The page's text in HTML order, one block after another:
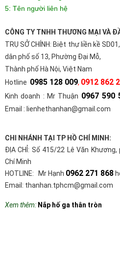
5: Tên người liên hệ
CÔNG TY TNHH THƯƠNG MẠI VÀ
TRỤ SỞ CHÍNH: Biệt thự liền kề
dân phố số 13, Phường Đại Mỗ,
Thành phố Hà Nội, Việt Nam
Hotline 0985 128 009, 0912 862
Kinh doanh : Mr Thuận 0967 590
Email : lienhethanhan@gmail.com
CHI NHÁNH TẠI TP HỒ CHÍ MINH:
ĐỊA CHỈ: Số 415/22 Lê Văn
Chí Minh
HOTLINE: Mr Hạnh 0962 271 868
Email: thanhan.tphcm@gmail.com
Xem thêm: Nắp hố ga thân tròn